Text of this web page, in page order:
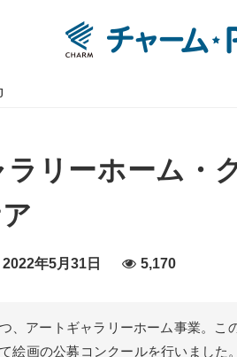
リーホーム・
年5月31日 5,170
、アートギャラリーホーム事業。こ
絵画の公募コンクールを行いました